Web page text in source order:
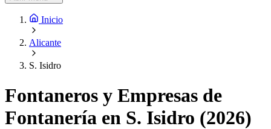
Inicio
Alicante
S. Isidro
Fontaneros y Empresas de
Fontanería en S. Isidro (2026)